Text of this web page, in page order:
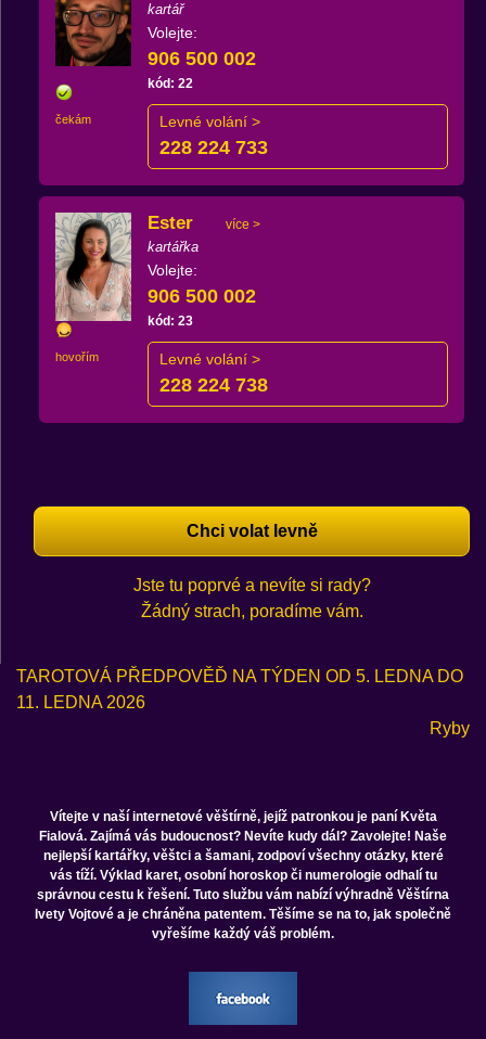
čekám
kartář
Volejte:
906 500 002
kód: 22
Levné volání >
228 224 733
hovořím
Ester více >
kartářka
Volejte:
906 500 002
kód: 23
Levné volání >
228 224 738
Chci volat levně
Jste tu poprvé a nevíte si rady?
Žádný strach, poradíme vám.
TAROTOVÁ PŘEDPOVĚĎ NA TÝDEN OD 5. LEDNA DO
11. LEDNA 2026
Ryby
Vítejte v naší internetové věštírně, jejíž patronkou je paní Květa
Fialová. Zajímá vás budoucnost? Nevíte kudy dál? Zavolejte! Naše
nejlepší kartářky, věštci a šamani, zodpoví všechny otázky, které
vás tíží. Výklad karet, osobní horoskop či numerologie odhalí tu
správnou cestu k řešení. Tuto službu vám nabízí výhradně Věštírna
Ivety Vojtové a je chráněna patentem. Těšíme se na to, jak společně
vyřešíme každý váš problém.